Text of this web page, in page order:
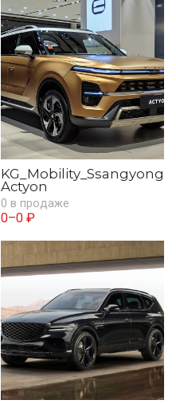
KG_Mobility_Ssangyong
Actyon
0 в продаже
0–0 ₽